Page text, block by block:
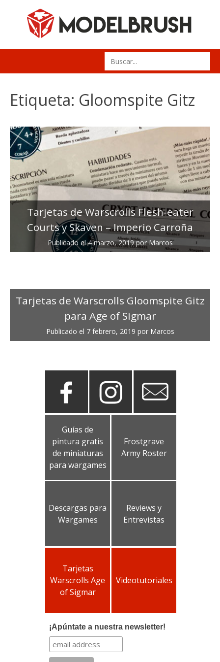
Search
for:
Etiqueta: Gloomspite Gitz
Tarjetas de Warscrolls Flesh-eater
Courts y Skaven – Imperio Carroña
Publicado el4 marzo, 2019porMarcos
Tarjetas de Warscrolls Gloomspite Gitz
para Age of Sigmar
Publicado el 7 febrero, 2019 por Marcos
Guías de
pintura gratis
de miniaturas
para wargames
Frostgrave
Army Roster
Descargas para
Wargames
Reviews y
Entrevistas
Tarjetas
Warscrolls Age
of Sigmar
Videotutoriales
¡Apúntate a nuestra newsletter!